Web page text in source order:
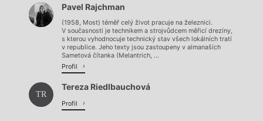
Pavel Rajchman
(1958, Most) téměř celý život pracuje na železnici.
V současnosti je technikem a strojvůdcem měřicí drezíny,
s kterou vyhodnocuje technický stav všech lokálních tratí
v republice. Jeho texty jsou zastoupeny v almanaších
Sametová čítanka (Melantrich, ...
Profil
TR
Tereza Riedlbauchová
Profil